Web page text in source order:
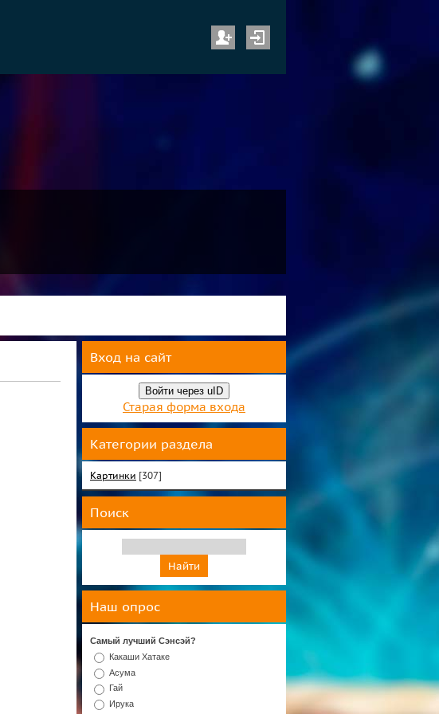
Вход на сайт
Войти через uID
Старая форма входа
Категории раздела
Картинки [307]
Поиск
Наш опрос
Самый лучший Сэнсэй?
Какаши Хатаке
Асума
Гай
Ирука